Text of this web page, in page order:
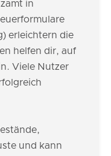
in
erleichtern die
helfen dir, auf
Viele Nutzer
und kann